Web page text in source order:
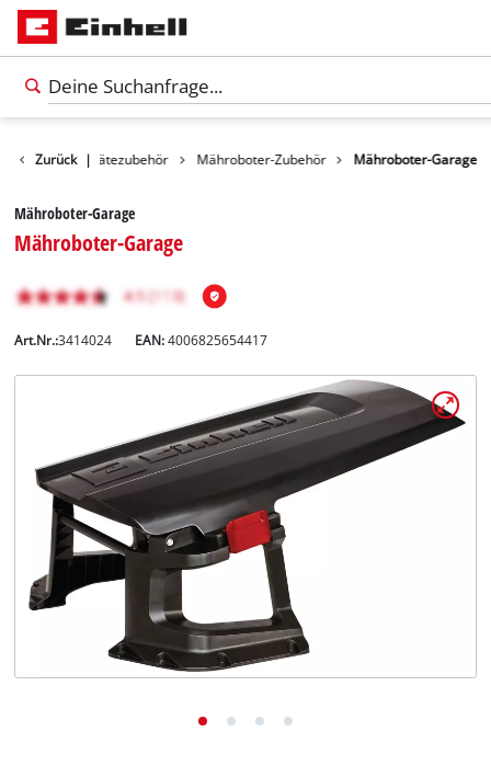
Deutsch
DEDeutsch
English
Italiano
Zurück |
Gartengerätezubehör Mähroboter-Zubehör Mähroboter-Garage
Mähroboter-Garage
Mähroboter-Garage
Art.Nr.:3414024 EAN:4006825654417